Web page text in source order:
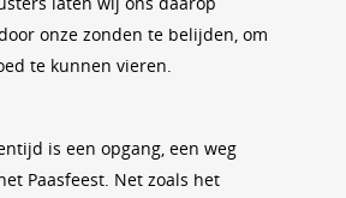
onze zonden te belijden, om
te kunnen vieren.
is een opgang, een weg
Paasfeest. Net zoals het